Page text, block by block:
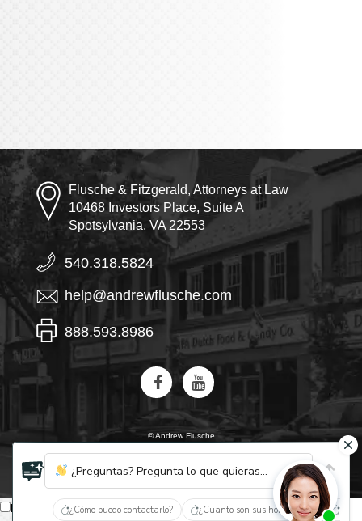
Flusche & Fitzgerald, Attorneys at Law
10468 Investors Place, Suite A
Spotsylvania, VA 22553
540.318.5824
help@andrewflusche.com
888.593.8986
© Andrew Flusche
IA, descubre quiénes son Flusche y Fitzgerald
¿Preguntas? Pregunta lo que quieras...
¿Cómo puedo contactarlo? ¿Cuanto son sus honorarios?
Español